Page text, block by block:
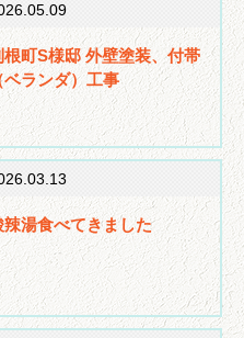
根町S様邸 外壁塗装、付帯
ベランダ）工事
辣湯食べてきました